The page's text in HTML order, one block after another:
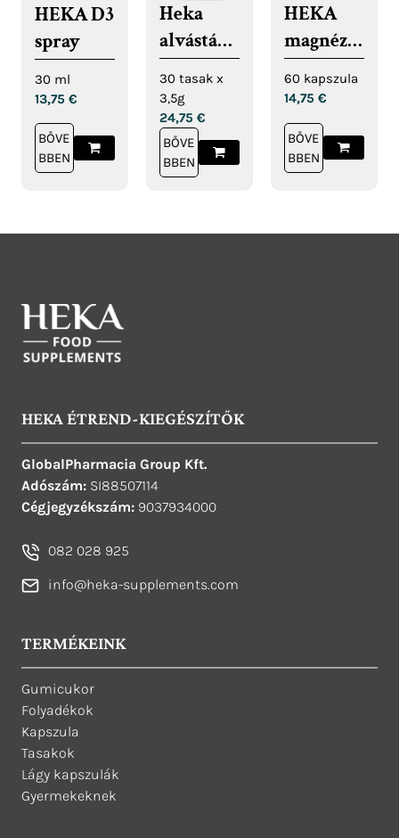
HEKA D3
spray
30 ml
13,75 €
BŐVE
BBEN
Heka
alvástám
ogató ital
30 tasak x
3,5g
24,75 €
BŐVE
BBEN
HEKA
magnézi
um
kapszula
60 kapszula
14,75 €
BŐVE
BBEN
HEKA ÉTREND-KIEGÉSZÍTŐK
GlobalPharmacia Group Kft.
Adószám: SI88507114
Cégjegyzékszám: 9037934000
082 028 925
info@heka-supplements.com
TERMÉKEINK
Gumicukor
Folyadékok
Kapszula
Tasakok
Lágy kapszulák
Gyermekeknek